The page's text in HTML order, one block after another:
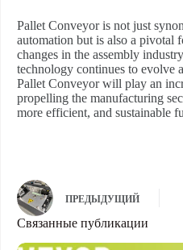
Pallet Conveyor is not just
automation but is also a pivotal
changes in the assembly
technology continues to evolve
Pallet Conveyor will play an
propelling the manufacturing
more efficient, and sustainable
ПРЕДЫДУЩИЙ
Связанные публикации